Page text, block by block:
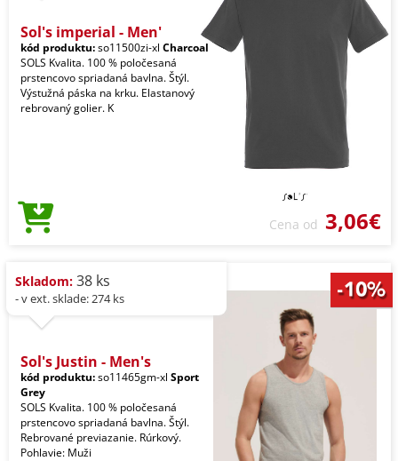
Sol's imperial - Men'
kód produktu:so11500zi-xl Charcoal
SOLS Kvalita. 100 % poločesaná
prstencovo spriadaná bavlna. Štýl.
Výstužná páska na krku. Elastanový
rebrovaný golier. K
Cena od 3,06€
Skladom: 38 ks
- v ext. sklade: 274 ks
Sol's Justin - Men's
kód produktu:so11465gm-xl Sport
Grey
SOLS Kvalita. 100 % poločesaná
prstencovo spriadaná bavlna. Štýl.
Rebrované previazanie. Rúrkový.
Pohlavie: Muži